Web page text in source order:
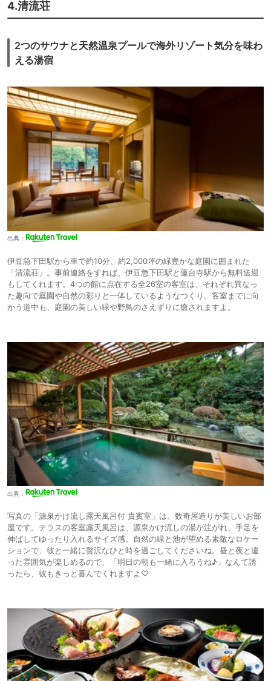
4.清流荘
2つのサウナと天然温泉プールで海外リゾート気分を味わ
える湯宿
出典：
伊豆急下田駅から車で約10分、約2,000坪の緑豊かな庭園に囲まれた
「清流荘」。事前連絡をすれば、伊豆急下田駅と蓮台寺駅から無料送迎
もしてくれます。4つの館に点在する全26室の客室は、それぞれ異なっ
た趣向で庭園や自然の彩りと一体しているようなつくり。客室までに向
かう道中も、庭園の美しい緑や野鳥のさえずりに癒されますよ。
出典：
写真の「源泉かけ流し露天風呂付 貴賓室」は、数奇屋造りが美しいお部
屋です。テラスの客室露天風呂は、源泉かけ流しの湯が注がれ、手足を
伸ばしてゆったり入れるサイズ感。自然の緑と池が望める素敵なロケー
ションで、彼と一緒に贅沢なひと時を過ごしてくださいね。昼と夜と違
った雰囲気が楽しめるので、「明日の朝も一緒に入ろうね♪」なんて誘
ったら、彼もきっと喜んでくれますよ♡